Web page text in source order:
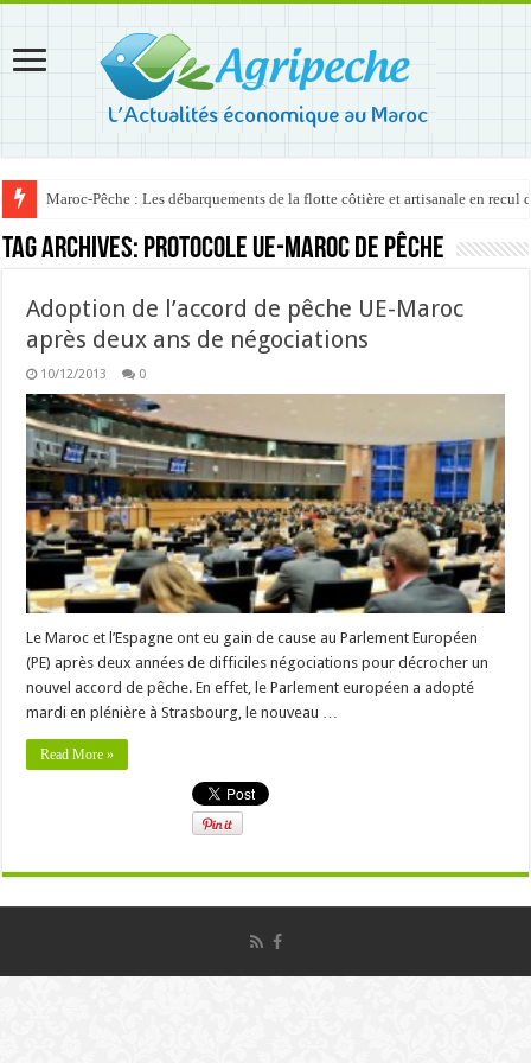
Maroc-Pêche : Les débarquements de la flotte côtière et artisanale en recul
Tag Archives: protocole UE-Maroc de pêche
Adoption de l’accord de pêche UE-Maroc
après deux ans de négociations
10/12/2013 0
Le Maroc et l’Espagne ont eu gain de cause au Parlement Européen
(PE) après deux années de difficiles négociations pour décrocher un
nouvel accord de pêche. En effet, le Parlement européen a adopté
mardi en plénière à Strasbourg, le nouveau …
Read More »